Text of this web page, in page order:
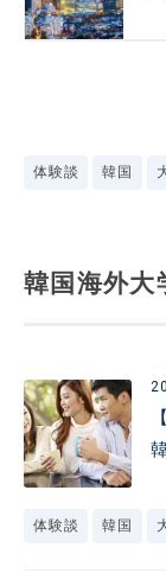
体験談 韓国
韓国海外大
体験談 韓国